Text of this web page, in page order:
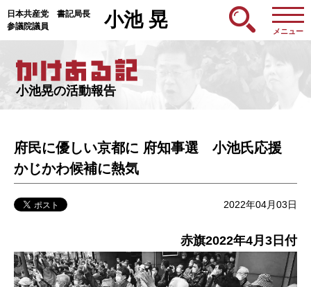
日本共産党 書記局長
参議院議員
小池 晃
メニュー
小池晃の活動報告
府民に優しい京都に 府知事選 小池氏応援
かじかわ候補に熱気
2022年04月03日
赤旗2022年4月3日付